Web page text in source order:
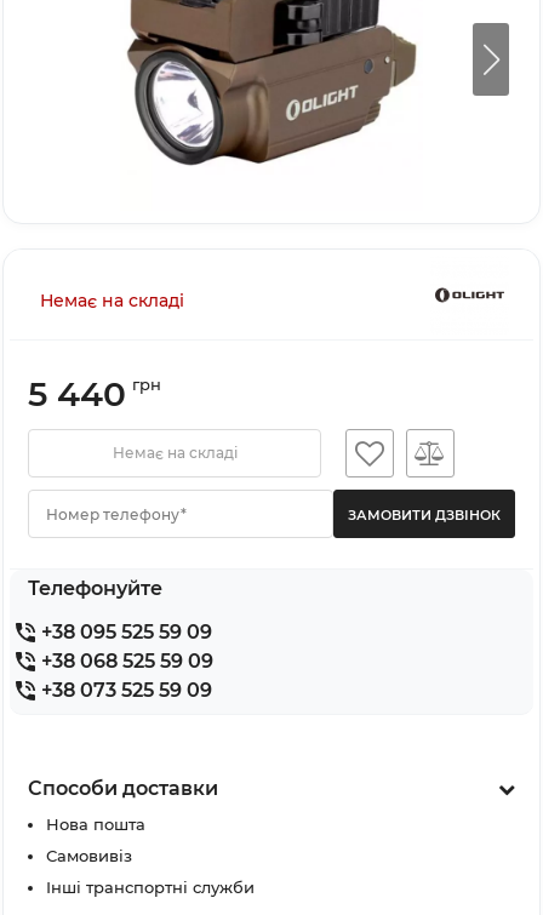
Немає на складі
5 440 грн
Немає на складі
Номер телефону*
Телефонуйте
+38 095 525 59 09
+38 068 525 59 09
+38 073 525 59 09
Способи доставки
Нова пошта
Самовивіз
Інші транспортні служби